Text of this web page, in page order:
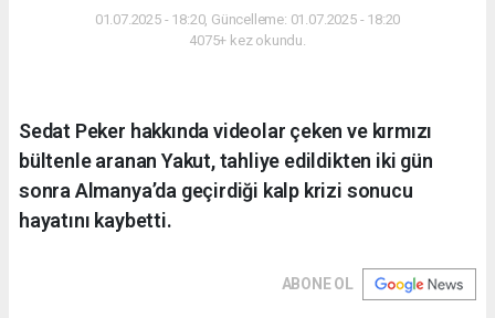
01.07.2025 - 18:20, Güncelleme: 01.07.2025 - 18:20
4075+ kez okundu.
Sedat Peker hakkında videolar çeken ve kırmızı
bültenle aranan Yakut, tahliye edildikten iki gün
sonra Almanya’da geçirdiği kalp krizi sonucu
hayatını kaybetti.
ABONE OL